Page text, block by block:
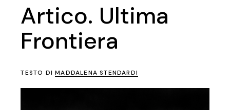
Artico. Ultima
Frontiera
TESTO DIMADDALENA STENDARDI